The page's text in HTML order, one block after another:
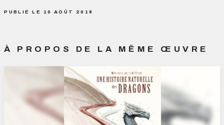
PUBLIÉ LE 10 AOÛT 2018
À PROPOS DE LA MÊME ŒUVRE